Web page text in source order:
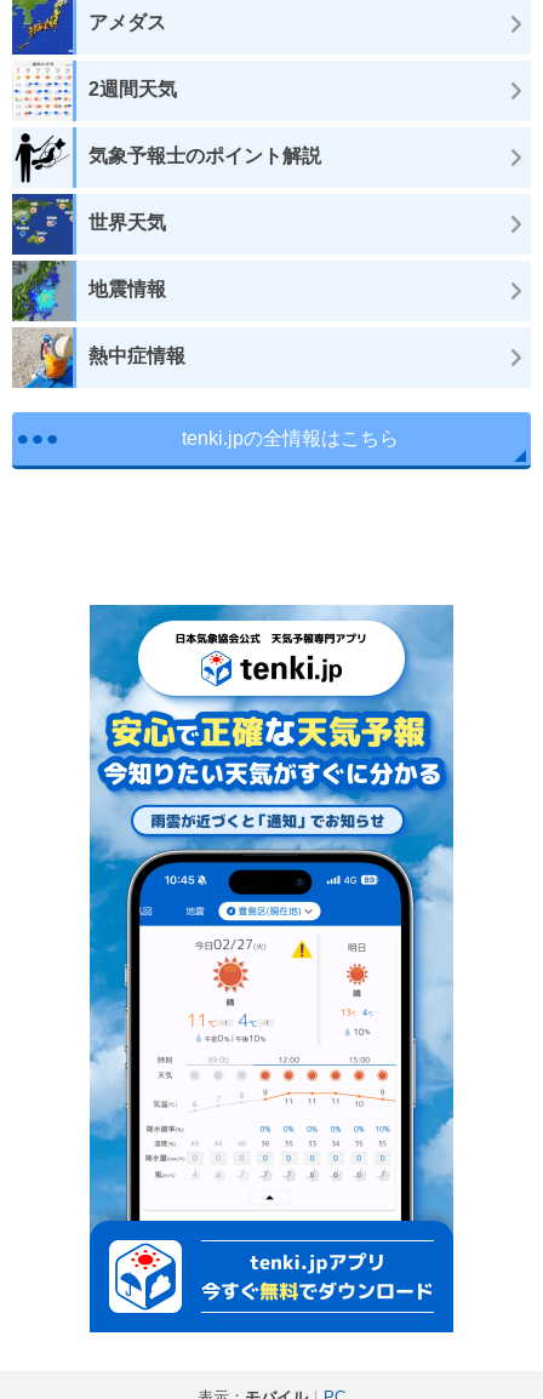
アメダス
2週間天気
気象予報士のポイント解説
世界天気
地震情報
熱中症情報
tenki.jpの全情報はこちら